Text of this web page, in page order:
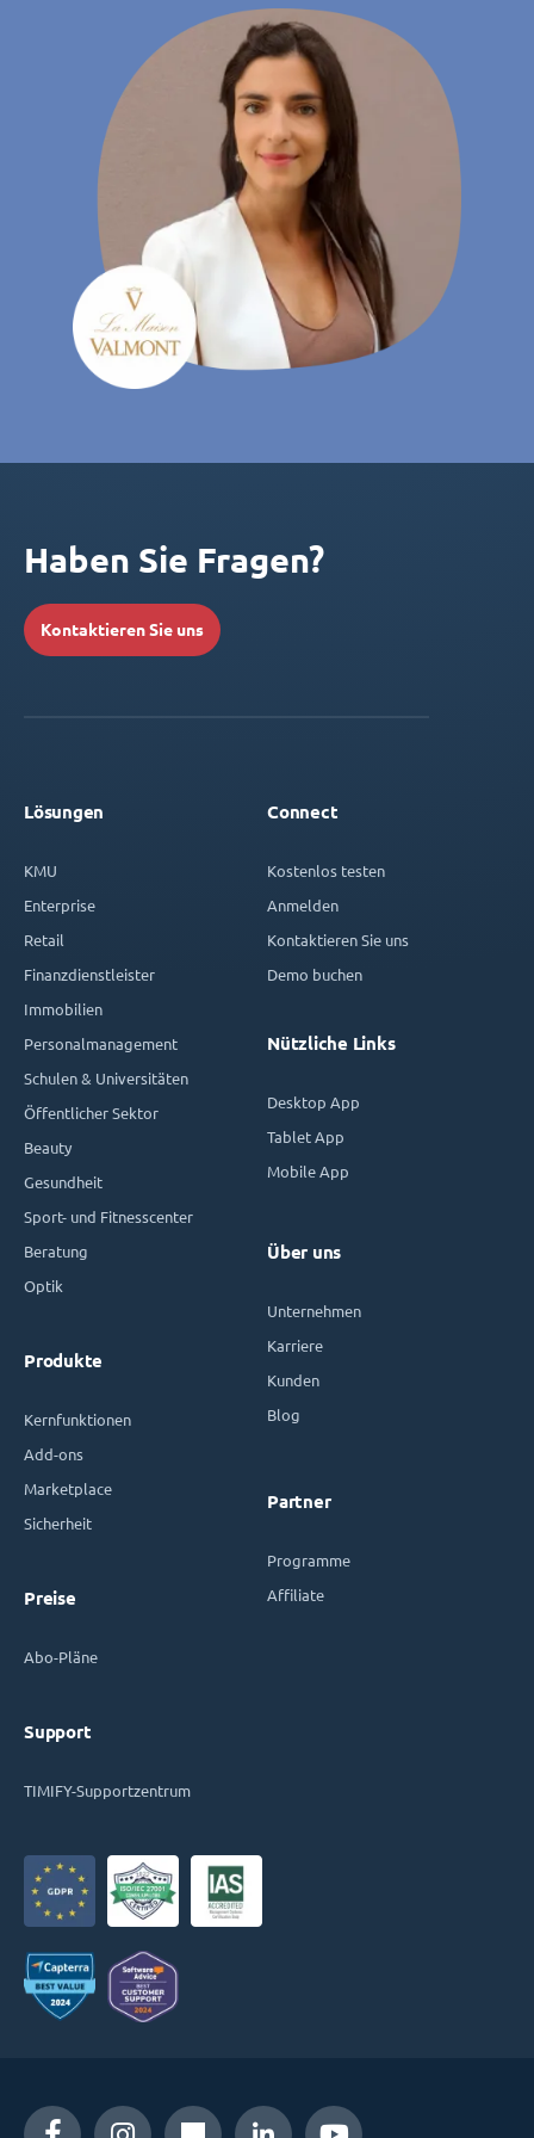
Haben Sie Fragen?
Kontaktieren Sie uns
Lösungen
KMU
Enterprise
Retail
Finanzdienstleister
Immobilien
Personalmanagement
Schulen & Universitäten
Öffentlicher Sektor
Beauty
Gesundheit
Sport- und Fitnesscenter
Beratung
Optik
Produkte
Kernfunktionen
Add-ons
Marketplace
Sicherheit
Preise
Abo-Pläne
Support
TIMIFY-Supportzentrum
Connect
Kostenlos testen
Anmelden
Kontaktieren Sie uns
Demo buchen
Nützliche Links
Desktop App
Tablet App
Mobile App
Über uns
Unternehmen
Karriere
Kunden
Blog
Partner
Programme
Affiliate